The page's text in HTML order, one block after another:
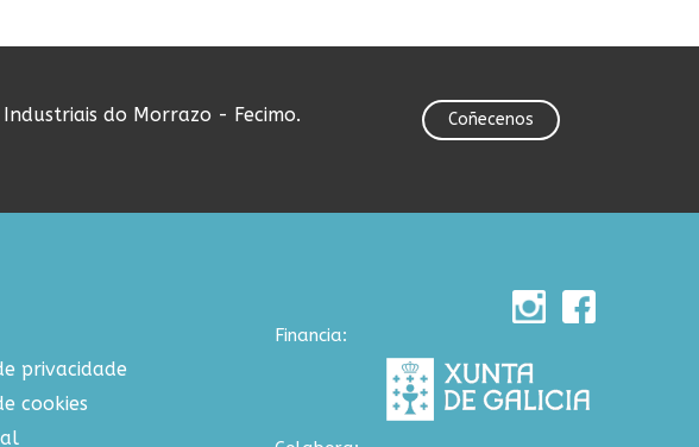
do Morrazo - Fecimo. Coñecenos
privacidade
cookies
Financia: